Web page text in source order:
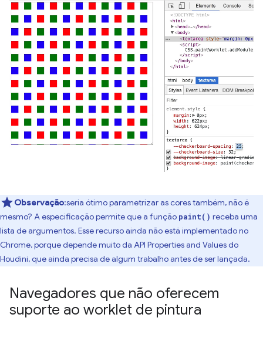
Observação:seria ótimo parametrizar as cores também, não é
mesmo? A especificação permite que a função paint() receba uma
lista de argumentos. Esse recurso ainda não está implementado no
Chrome, porque depende muito da API Properties and Values do
Houdini, que ainda precisa de algum trabalho antes de ser lançada.
Navegadores que não oferecem
suporte ao worklet de pintura